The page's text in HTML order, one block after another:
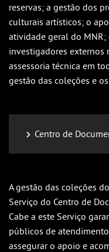
reservas; a gestão dos
culturais artísticos; o
atividade geral do
investigadores externos
assessoria técnica em
gestão das coleções e
Centro de
A gestão das coleções
Serviço do Centro de
Cabe a este Serviço
públicos de
assegurar o apoio e